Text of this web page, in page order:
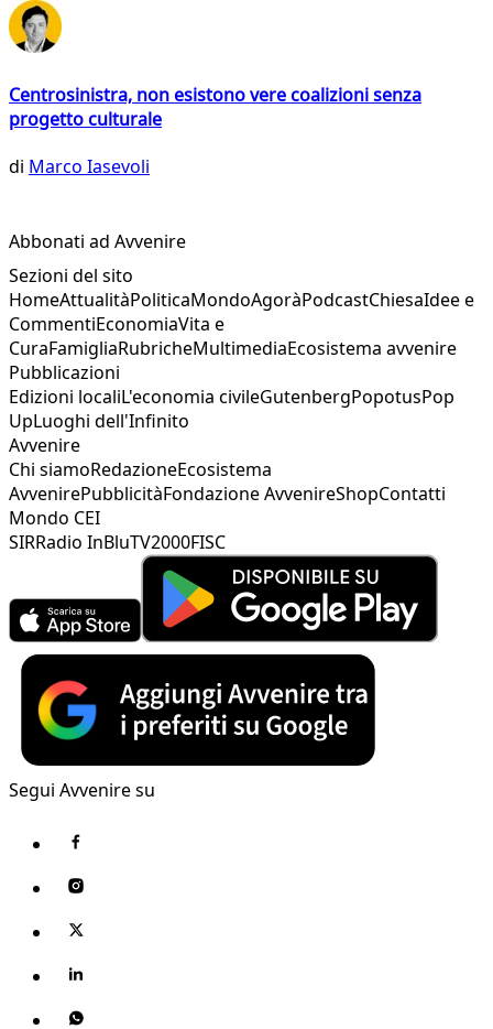
Centrosinistra, non esistono vere coalizioni senza
progetto culturale
di Marco Iasevoli
Abbonati ad Avvenire
Sezioni del sito
HomeAttualitàPoliticaMondoAgoràPodcastChiesaIdee e
CommentiEconomiaVita e
CuraFamigliaRubricheMultimediaEcosistema avvenire
Pubblicazioni
Edizioni localiL'economia civileGutenbergPopotusPop
UpLuoghi dell'Infinito
Avvenire
Chi siamoRedazioneEcosistema
AvvenirePubblicitàFondazione AvvenireShopContatti
Mondo CEI
SIRRadio InBluTV2000FISC
Segui Avvenire su